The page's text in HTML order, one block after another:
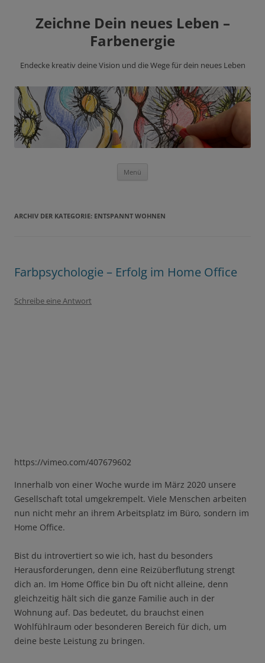
Zeichne Dein neues Leben –
Farbenergie
Endecke kreativ deine Vision und die Wege für dein neues Leben
Menü
ARCHIV DER KATEGORIE: ENTSPANNT WOHNEN
Farbpsychologie – Erfolg im Home Office
Schreibe eine Antwort
https://vimeo.com/407679602
Innerhalb von einer Woche wurde im März 2020 unsere
Gesellschaft total umgekrempelt. Viele Menschen arbeiten
nun nicht mehr an ihrem Arbeitsplatz im Büro, sondern im
Home Office.
Bist du introvertiert so wie ich, hast du besonders
Herausforderungen, denn eine Reizüberflutung strengt
dich an. Im Home Office bin Du oft nicht alleine, denn
gleichzeitig hält sich die ganze Familie auch in der
Wohnung auf. Das bedeutet, du brauchst einen
Wohlfühlraum oder besonderen Bereich für dich, um
deine beste Leistung zu bringen.